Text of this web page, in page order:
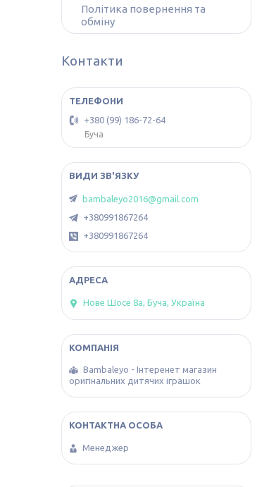
Політика повернення та
обміну
Контакти
+380 (99) 186-72-64
Буча
bambaleyo2016@gmail.com
+380991867264
+380991867264
Нове Шосе 8а, Буча, Україна
Bambaleyo - Інтеренет магазин
оригінальних дитячих іграшок
Менеджер